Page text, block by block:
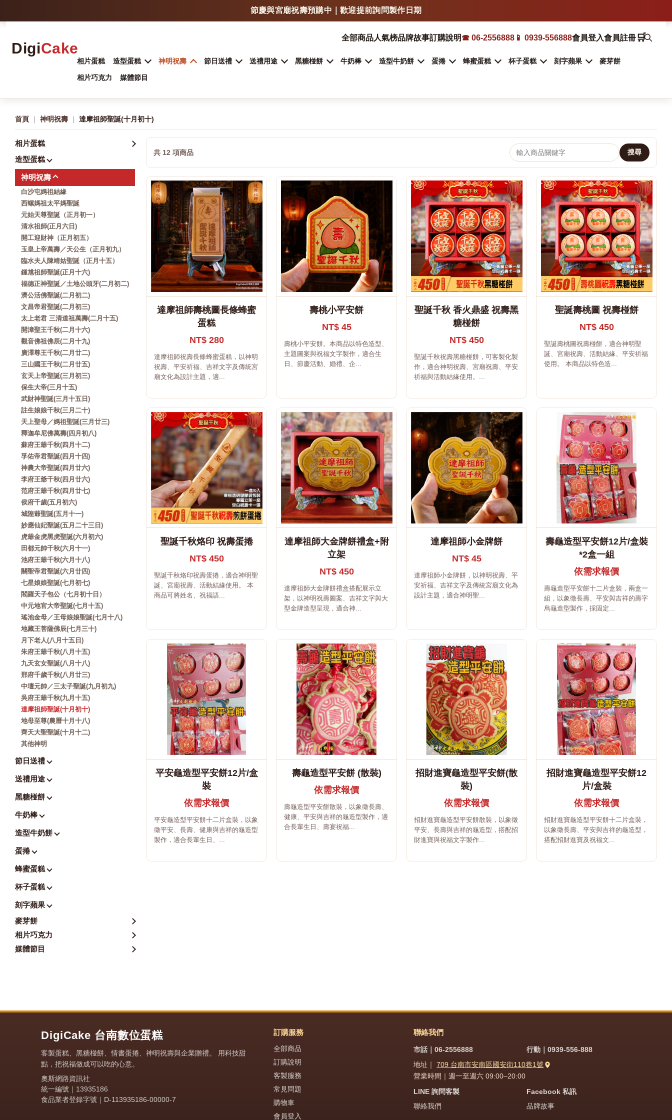
LINE 傳照片 / LOGO / 文字，可快速估價與確認製作方式
門市自取、宅配、超商取貨，依商品類型安排
加入 LINE 詢問客製甜點
DigiCake
全部商品人氣榜品牌故事訂購說明☎ 06-2556888 📱 0939-556888會員登入會員註冊🛒
相片蛋糕 造型蛋糕 神明祝壽 節日送禮 送禮用途 黑糖椪餅 牛奶棒 造型牛奶餅 蛋捲 蜂蜜蛋糕 杯子蛋糕 刻字蘋果 麥芽餅
相片巧克力 媒體節目
首頁 ｜ 神明祝壽 ｜ 達摩祖師聖誕(十月初十)
相片蛋糕
造型蛋糕
神明祝壽
白沙屯媽祖結緣
西螺媽祖太平媽聖誕
元始天尊聖誕（正月初一）
清水祖師(正月六日)
開工迎財神（正月初五）
玉皇上帝萬壽／天公生（正月初九）
臨水夫人陳靖姑聖誕（正月十五）
鍾馗祖師聖誕(正月十六)
福德正神聖誕／土地公頭牙(二月初二)
濟公活佛聖誕(二月初二)
文昌帝君聖誕(二月初三)
太上老君 三清道祖萬壽(二月十五)
開漳聖王千秋(二月十六)
觀音佛祖佛辰(二月十九)
廣澤尊王千秋(二月廿二)
三山國王千秋(二月廿五)
玄天上帝聖誕(三月初三)
保生大帝(三月十五)
武財神聖誕(三月十五日)
註生娘娘千秋(三月二十)
天上聖母／媽祖聖誕(三月廿三)
釋迦牟尼佛萬壽(四月初八)
蘇府王爺千秋(四月十二)
孚佑帝君聖誕(四月十四)
神農大帝聖誕(四月廿六)
李府王爺千秋(四月廿六)
范府王爺千秋(四月廿七)
侯府千歲(五月初六)
城隍爺聖誕(五月十一)
妙應仙妃聖誕(五月二十三日)
虎爺金虎黑虎聖誕(六月初六)
田都元帥千秋(六月十一)
池府王爺千秋(六月十八)
關聖帝君聖誕(六月廿四)
七星娘娘聖誕(七月初七)
閻羅天子包公（七月初十日）
中元地官大帝聖誕(七月十五)
瑤池金母／王母娘娘聖誕(七月十八)
地藏王菩薩佛辰(七月三十)
月下老人(八月十五日)
朱府王爺千秋(八月十五)
九天玄女聖誕(八月十八)
邢府千歲千秋(八月廿三)
中壇元帥／三太子聖誕(九月初九)
吳府王爺千秋(九月十五)
達摩祖師聖誕(十月初十)
地母至尊(農曆十月十八)
齊天大聖聖誕(十月十二)
其他神明
節日送禮
送禮用途
黑糖椪餅
牛奶棒
造型牛奶餅
蛋捲
蜂蜜蛋糕
杯子蛋糕
刻字蘋果
麥芽餅
相片巧克力
媒體節目
共 12 項商品
達摩祖師壽桃圖長條蜂蜜
蛋糕
NT$ 280
達摩祖師祝壽長條蜂蜜蛋糕，以神明
祝壽、平安祈福、吉祥文字及傳統宮
廟文化為設計主題，適...
壽桃小平安餅
NT$ 45
壽桃小平安餅。本商品以特色造型、
主題圖案與祝福文字製作，適合生
日、節慶活動、婚禮、企...
聖誕千秋 香火鼎盛 祝壽黑
糖椪餅
NT$ 450
聖誕千秋祝壽黑糖椪餅，可客製化製
作，適合神明祝壽、宮廟祝壽、平安
祈福與活動結緣使用。...
聖誕壽桃圖 祝壽椪餅
NT$ 450
聖誕壽桃圖祝壽椪餅，適合神明聖
誕、宮廟祝壽、活動結緣、平安祈福
使用。 本商品以特色造...
聖誕千秋烙印 祝壽蛋捲
NT$ 450
聖誕千秋烙印祝壽蛋捲，適合神明聖
誕、宮廟祝壽、活動結緣使用。 本
商品可將姓名、祝福語...
達摩祖師大金牌餅禮盒+附
立架
NT$ 450
達摩祖師大金牌餅禮盒搭配展示立
架，以神明祝壽圖案、吉祥文字與大
型金牌造型呈現，適合神...
達摩祖師小金牌餅
NT$ 45
達摩祖師小金牌餅，以神明祝壽、平
安祈福、吉祥文字及傳統宮廟文化為
設計主題，適合神明聖...
壽龜造型平安餅12片/盒裝
*2盒一組
依需求報價
壽龜造型平安餅十二片盒裝，兩盒一
組，以象徵長壽、平安與吉祥的壽字
烏龜造型製作，採固定...
平安龜造型平安餅12片/盒
裝
依需求報價
平安龜造型平安餅十二片盒裝，以象
徵平安、長壽、健康與吉祥的龜造型
製作，適合長輩生日、...
壽龜造型平安餅 (散裝)
依需求報價
壽龜造型平安餅散裝，以象徵長壽、
健康、平安與吉祥的龜造型製作，適
合長輩生日、壽宴祝福...
招財進寶龜造型平安餅(散
裝)
依需求報價
招財進寶龜造型平安餅散裝，以象徵
平安、長壽與吉祥的龜造型，搭配招
財進寶與祝福文字製作...
招財進寶龜造型平安餅12
片/盒裝
依需求報價
招財進寶龜造型平安餅十二片盒裝，
以象徵長壽、平安與吉祥的龜造型，
搭配招財進寶及祝福文...
DigiCake 台南數位蛋糕
客製蛋糕、黑糖椪餅、情書蛋捲、神明祝壽與企業贈禮。 用科技甜
點，把祝福做成可以吃的心意。
奧斯網路資訊社
統一編號｜13935186
食品業者登錄字號｜D-113935186-00000-7
訂購服務
全部商品
訂購說明
客製服務
常見問題
購物車
會員登入
聯絡我們
市話｜06-2556888
行動｜0939-556-888
地址｜709 台南市安南區國安街110巷1號
營業時間｜週一至週六 09:00–20:00
LINE 詢問客製
Facebook 私訊
聯絡我們
品牌故事